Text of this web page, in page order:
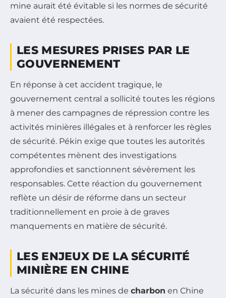
mine aurait été évitable si les normes de sécurité
avaient été respectées.
LES MESURES PRISES PAR LE
GOUVERNEMENT
En réponse à cet accident tragique, le
gouvernement central a sollicité toutes les régions
à mener des campagnes de répression contre les
activités minières illégales et à renforcer les règles
de sécurité. Pékin exige que toutes les autorités
compétentes mènent des investigations
approfondies et sanctionnent sévèrement les
responsables. Cette réaction du gouvernement
reflète un désir de réforme dans un secteur
traditionnellement en proie à de graves
manquements en matière de sécurité.
LES ENJEUX DE LA SÉCURITÉ
MINIÈRE EN CHINE
La sécurité dans les mines de charbon en Chine